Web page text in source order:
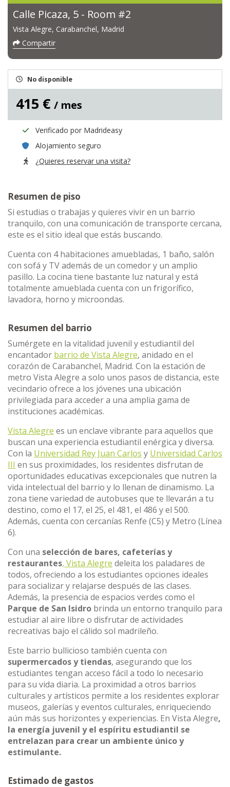
Calle Picaza, 5 - Room #2
Vista Alegre, Carabanchel, Madrid
Compartir
No disponible
415 € / mes
Verificado por Madrideasy
Alojamiento seguro
¿Quieres reservar una visita?
Resumen de piso
Si estudias o trabajas y quieres vivir en un barrio
tranquilo, con una comunicación de transporte cercana,
este es el sitio ideal que estás buscando.
Cuenta con 4 habitaciones amuebladas, 1 baño, salón
con sofá y TV además de un comedor y un amplio
pasillo. La cocina tiene bastante luz natural y está
totalmente amueblada cuenta con un frigorífico,
lavadora, horno y microondas.
Resumen del barrio
Sumérgete en la vitalidad juvenil y estudiantil del
encantador barrio de Vista Alegre, anidado en el
corazón de Carabanchel, Madrid. Con la estación de
metro Vista Alegre a solo unos pasos de distancia, este
vecindario ofrece a los jóvenes una ubicación
privilegiada para acceder a una amplia gama de
instituciones académicas.
Vista Alegre es un enclave vibrante para aquellos que
buscan una experiencia estudiantil enérgica y diversa.
Con la Universidad Rey Juan Carlos y Universidad Carlos
III en sus proximidades, los residentes disfrutan de
oportunidades educativas excepcionales que nutren la
vida intelectual del barrio y lo llenan de dinamismo. La
zona tiene variedad de autobuses que te llevarán a tu
destino, como el 17, el 25, el 481, el 486 y el 500.
Además, cuenta con cercanías Renfe (C5) y Metro (Línea
6).
Con una selección de bares, cafeterías y
restaurantes, Vista Alegre deleita los paladares de
todos, ofreciendo a los estudiantes opciones ideales
para socializar y relajarse después de las clases.
Además, la presencia de espacios verdes como el
Parque de San Isidro brinda un entorno tranquilo para
estudiar al aire libre o disfrutar de actividades
recreativas bajo el cálido sol madrileño.
Este barrio bullicioso también cuenta con
supermercados y tiendas, asegurando que los
estudiantes tengan acceso fácil a todo lo necesario
para su vida diaria. La proximidad a otros barrios
culturales y artísticos permite a los residentes explorar
museos, galerías y eventos culturales, enriqueciendo
aún más sus horizontes y experiencias. En Vista Alegre,
la energía juvenil y el espíritu estudiantil se
entrelazan para crear un ambiente único y
estimulante.
Estimado de gastos